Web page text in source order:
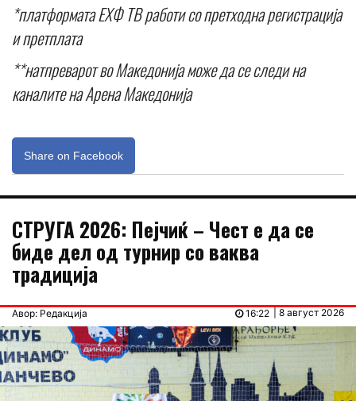
*платформата ЕХФ ТВ работи со претходна регистрација
и претплата
**натпреварот во Македонија може да се следи на
каналите на Арена Македонија
Share on Facebook
СТРУГА 2026: Пејчиќ – Чест е да се
биде дел од турнир со ваква
традиција
Авор: Редакција | 8 август 2026
16:22